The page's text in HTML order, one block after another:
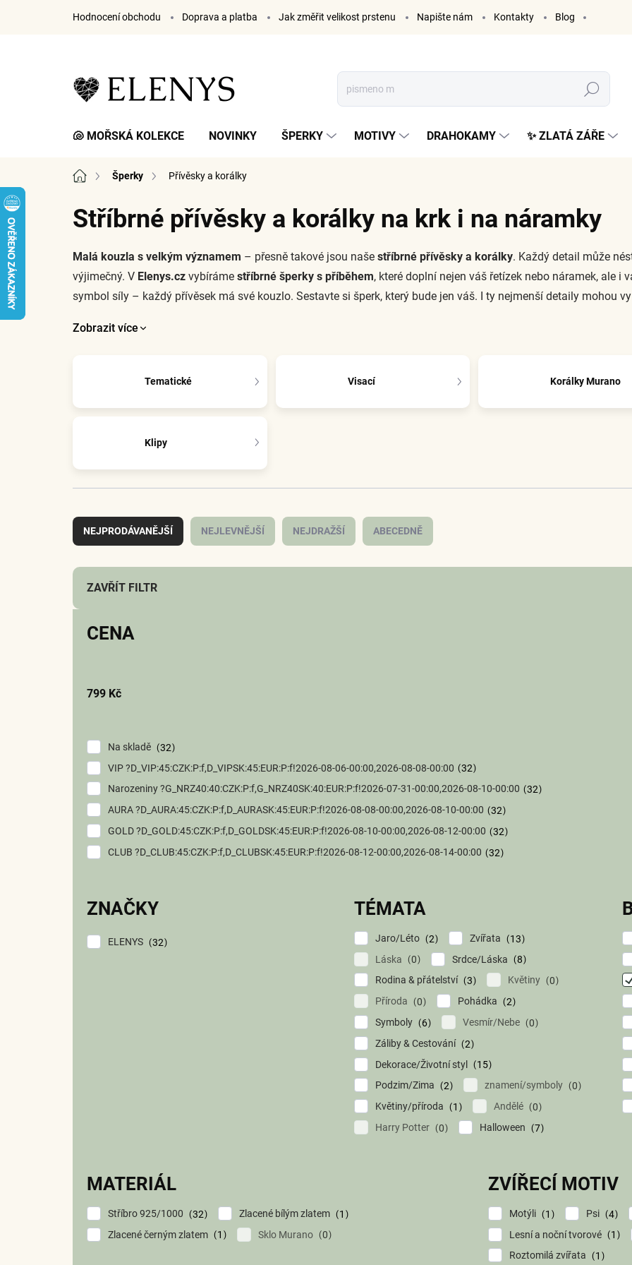
Hodnocení obchodu Doprava a platba Jak změřit velikost prstenu Napište nám Kontakty Blog
Hledat
🐚 MOŘSKÁ KOLEKCE NOVINKY ŠPERKY MOTIVY DRAHOKAMY ✨ ZLATÁ ZÁŘE
Domů Šperky Přívěsky a korálky
Stříbrné přívěsky a korálky na krk i na náramky
Malá kouzla s velkým významem – přesně takové jsou naše stříbrné přívěsky a korálky. Každý detail může
výjimečný. V Elenys.cz vybíráme stříbrné šperky s příběhem, které doplní nejen váš řetízek nebo náramek, ale
symbol síly – každý přívěsek má své kouzlo. Sestavte si šperk, který bude jen váš. I ty nejmenší detaily mohou
Zobrazit více
Tematické Visací Korálky Murano
Klipy
a
z
n
p
NEJPRODÁVANĚJŠÍ NEJLEVNĚJŠÍ NEJDRAŽŠÍ ABECEDNĚ
ZAVŘÍT FILTR
CENA
799 Kč
Na skladě
32
VIP ?D_VIP:45:CZK:P:f,D_VIPSK:45:EUR:P:f!2026-08-06-00:00,2026-08-08-00:00
32
Narozeniny ?G_NRZ40:40:CZK:P:f,G_NRZ40SK:40:EUR:P:f!2026-07-31-00:00,2026-08-10-00:00
32
AURA ?D_AURA:45:CZK:P:f,D_AURASK:45:EUR:P:f!2026-08-08-00:00,2026-08-10-00:00
32
GOLD ?D_GOLD:45:CZK:P:f,D_GOLDSK:45:EUR:P:f!2026-08-10-00:00,2026-08-12-00:00
32
CLUB ?D_CLUB:45:CZK:P:f,D_CLUBSK:45:EUR:P:f!2026-08-12-00:00,2026-08-14-00:00
32
ZNAČKY
ELENYS 32
TÉMATA
Jaro/Léto 2 Zvířata
13
Láska
0 Srdce/Láska
8
Rodina & přátelství
3 Květiny
0
Příroda
0 Pohádka
2
Symboly
6 Vesmír/Nebe
0
Záliby & Cestování
2
Dekorace/Životní styl
15
Podzim/Zima
2 znamení/symboly
0
Květiny/příroda
1 Andělé
0
Harry Potter
0 Halloween 7
MATERIÁL
Stříbro 925/1000 32 Zlacené bílým zlatem
1
Zlacené černým zlatem
1 Sklo Murano 0
ZVÍŘECÍ MOTIV
Motýli 1 Psi
4
Lesní a noční tvorové
1
Roztomilá zvířata
1